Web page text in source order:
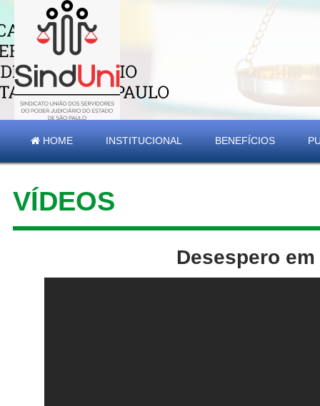
HOME INSTITUCIONAL BENEFÍCIOS
VÍDEOS
Desespero